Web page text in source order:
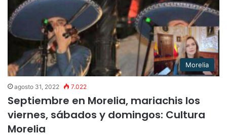
Morelia
agosto 31, 2022 7.022
Septiembre en Morelia, mariachis los
viernes, sábados y domingos: Cultura
Morelia